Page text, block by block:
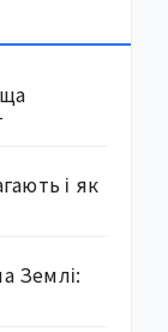
і як
Землі: